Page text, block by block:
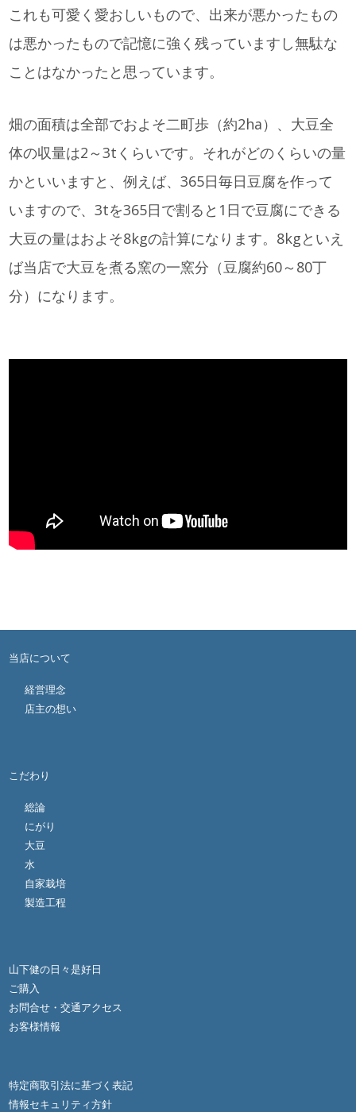
これも可愛く愛おしいもので、出来が悪かったもの
は悪かったもので記憶に強く残っていますし無駄な
ことはなかったと思っています。
畑の面積は全部でおよそ二町歩（約2ha）、大豆全
体の収量は2～3tくらいです。それがどのくらいの量
かといいますと、例えば、365日毎日豆腐を作って
いますので、3tを365日で割ると1日で豆腐にできる
大豆の量はおよそ8kgの計算になります。8kgといえ
ば当店で大豆を煮る窯の一窯分（豆腐約60～80丁
分）になります。
当店について
経営理念
店主の想い
こだわり
総論
にがり
大豆
水
自家栽培
製造工程
山下健の日々是好日
ご購入
お問合せ・交通アクセス
お客様情報
特定商取引法に基づく表記
情報セキュリティ方針